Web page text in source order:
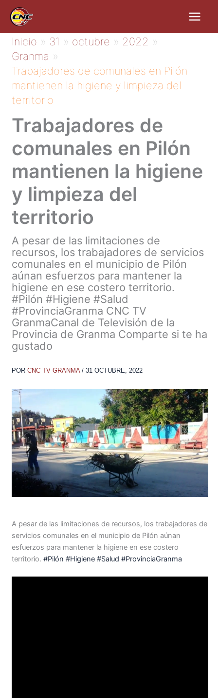
contenido
Inicio 31 octubre
2022
Granma
Trabajadores de comunales en Pilón
mantienen la higiene y limpieza del
territorio
Trabajadores de
comunales en Pilón
mantienen la higiene
y limpieza del
territorio
A pesar de las limitaciones de
recursos, los trabajadores de servicios
comunales en el municipio de Pilón
aúnan esfuerzos para mantener la
higiene en ese costero territorio.
#Pilón #Higiene #Salud
#ProvinciaGranma CNC TV
GranmaCanal de Televisión de la
Provincia de Granma Comparte si te ha
gustado
POR CNC TV GRANMA / 31 OCTUBRE, 2022
A pesar de las limitaciones de recursos, los trabajadores de
servicios comunales en el municipio de Pilón aúnan
esfuerzos para mantener la higiene en ese costero
territorio. #Pilón #Higiene #Salud #ProvinciaGranma